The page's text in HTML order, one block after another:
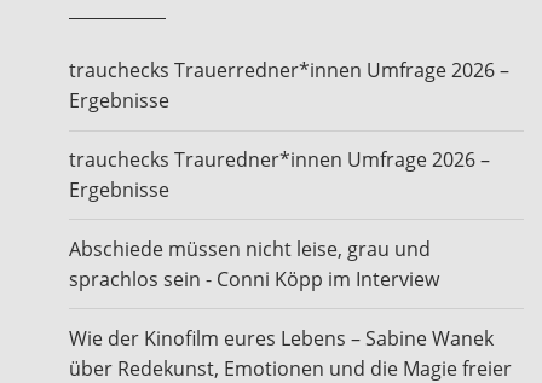
trauchecks Trauerredner*innen Umfrage 2026 –
Ergebnisse
trauchecks Trauredner*innen Umfrage 2026 –
Ergebnisse
Abschiede müssen nicht leise, grau und
sprachlos sein - Conni Köpp im Interview
Wie der Kinofilm eures Lebens – Sabine Wanek
über Redekunst, Emotionen und die Magie freier